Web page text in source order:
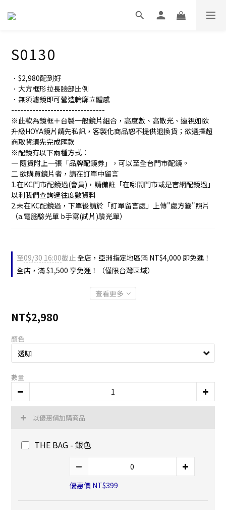
S0130
．$2,980配到好
．大方框形拉長臉部比例
．無須濾鏡即可營造輪廓立體感
-------------------------------
※此款為鏡框＋台製一般鏡片組合，高度數、高散光、遠視如欲
升級HOYA鏡片請先私訊，客製化商品恕不提供退換貨；欲選擇超
商取貨須先完成匯款
※配鏡有以下兩種方式：
一 隨貨附上一張「品牌配鏡券」，可以至全台門市配鏡。
二 欲購買鏡片者，請在訂單中留言
1.在KC門市配鏡過(會員)，請備註「在哪間門市或是官網配鏡過」
以利我們查詢過往度數資料
2.未在KC配鏡過，下單後請於「訂單留言處」上傳"處方籤"照片
（a.電腦驗光單 b手寫(試片)驗光單）
至09/30 16:00截止全店，亞洲指定地區滿 NT$4,000 即免運！
全店，滿 $1,500 享免運！（僅限台灣區域）
查看更多
NT$2,980
顏色
數量
以優惠價加購商品
THE BAG - 銀色
優惠價 NT$399